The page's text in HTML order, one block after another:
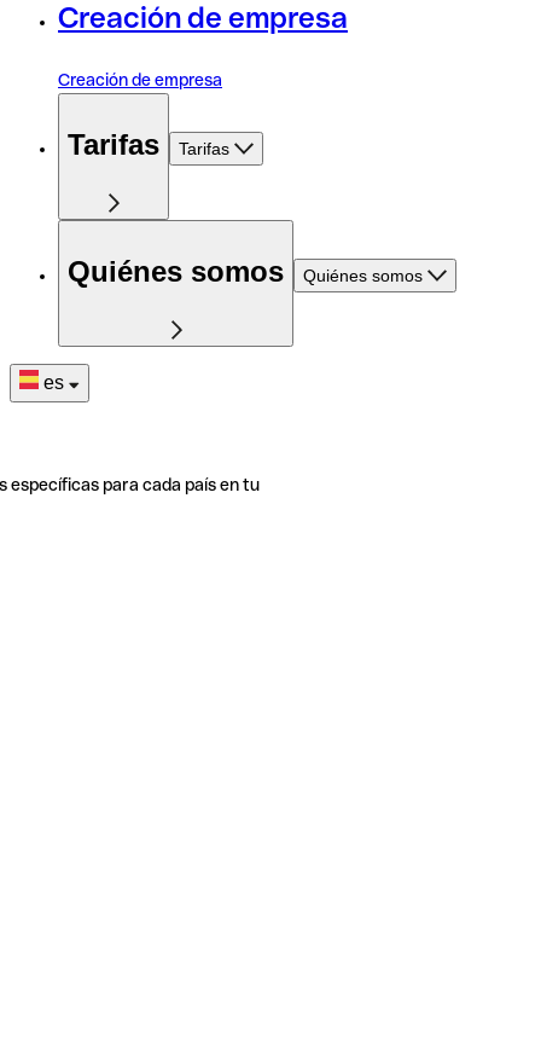
Creación de empresa
Creación de empresa
Tarifas Tarifas
Quiénes somos Quiénes somos
es
específicas para cada país en tu